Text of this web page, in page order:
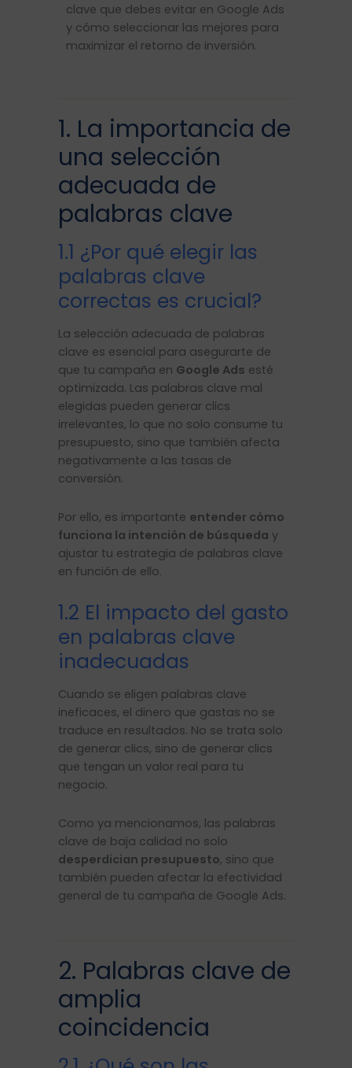
clave que debes evitar en Google Ads
y cómo seleccionar las mejores para
maximizar el retorno de inversión.
1. La importancia de
una selección
adecuada de
palabras clave
1.1 ¿Por qué elegir las
palabras clave
correctas es crucial?
La selección adecuada de palabras
clave es esencial para asegurarte de
que tu campaña en Google Ads esté
optimizada. Las palabras clave mal
elegidas pueden generar clics
irrelevantes, lo que no solo consume tu
presupuesto, sino que también afecta
negativamente a las tasas de
conversión.
Por ello, es importante entender cómo
funciona la intención de búsqueda y
ajustar tu estrategia de palabras clave
en función de ello.
1.2 El impacto del gasto
en palabras clave
inadecuadas
Cuando se eligen palabras clave
ineficaces, el dinero que gastas no se
traduce en resultados. No se trata solo
de generar clics, sino de generar clics
que tengan un valor real para tu
negocio.
Como ya mencionamos, las palabras
clave de baja calidad no solo
desperdician presupuesto, sino que
también pueden afectar la efectividad
general de tu campaña de Google Ads.
2. Palabras clave de
amplia
coincidencia